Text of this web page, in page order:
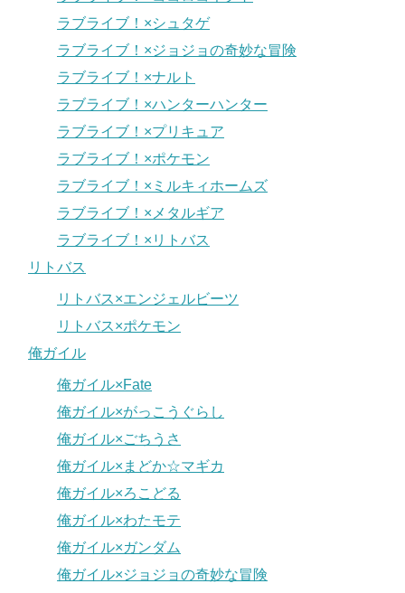
ラブライブ！×シュタゲ
ラブライブ！×ジョジョの奇妙な冒険
ラブライブ！×ナルト
ラブライブ！×ハンターハンター
ラブライブ！×プリキュア
ラブライブ！×ポケモン
ラブライブ！×ミルキィホームズ
ラブライブ！×メタルギア
ラブライブ！×リトバス
リトバス
リトバス×エンジェルビーツ
リトバス×ポケモン
俺ガイル
俺ガイル×Fate
俺ガイル×がっこうぐらし
俺ガイル×ごちうさ
俺ガイル×まどか☆マギカ
俺ガイル×ろこどる
俺ガイル×わたモテ
俺ガイル×ガンダム
俺ガイル×ジョジョの奇妙な冒険